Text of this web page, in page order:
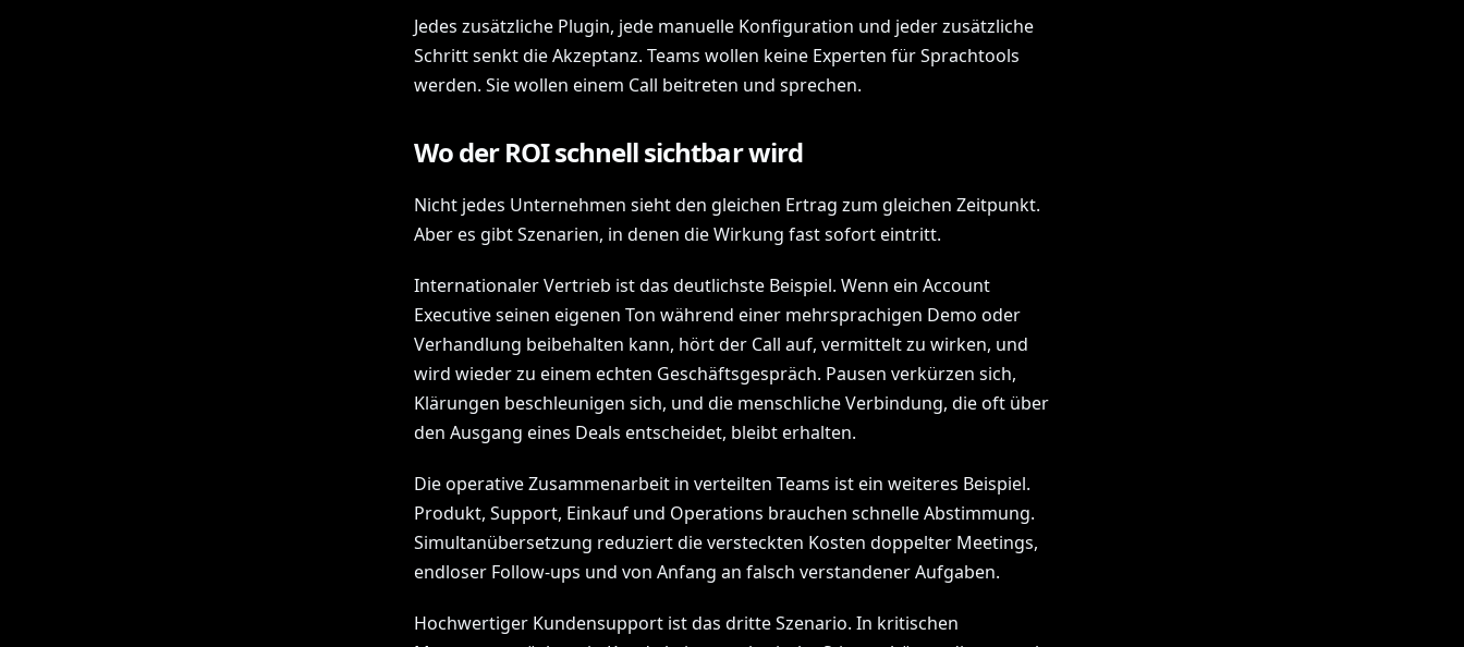
Jedes zusätzliche Plugin, jede manuelle Konfiguration und jeder zusätzliche
Schritt senkt die Akzeptanz. Teams wollen keine Experten für Sprachtools
werden. Sie wollen einem Call beitreten und sprechen.
Wo der ROI schnell sichtbar wird
Nicht jedes Unternehmen sieht den gleichen Ertrag zum gleichen Zeitpunkt.
Aber es gibt Szenarien, in denen die Wirkung fast sofort eintritt.
Internationaler Vertrieb ist das deutlichste Beispiel. Wenn ein Account
Executive seinen eigenen Ton während einer mehrsprachigen Demo oder
Verhandlung beibehalten kann, hört der Call auf, vermittelt zu wirken, und
wird wieder zu einem echten Geschäftsgespräch. Pausen verkürzen sich,
Klärungen beschleunigen sich, und die menschliche Verbindung, die oft über
den Ausgang eines Deals entscheidet, bleibt erhalten.
Die operative Zusammenarbeit in verteilten Teams ist ein weiteres Beispiel.
Produkt, Support, Einkauf und Operations brauchen schnelle Abstimmung.
Simultanübersetzung reduziert die versteckten Kosten doppelter Meetings,
endloser Follow-ups und von Anfang an falsch verstandener Aufgaben.
Hochwertiger Kundensupport ist das dritte Szenario. In kritischen